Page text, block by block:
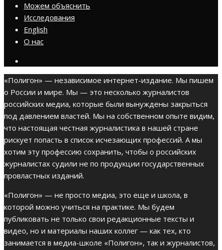
Можем объяснить
Исследования
English
О нас
«Полигон» — независимое интернет-издание. Мы пишем
о России и мире. Мы — это несколько журналистов
российских медиа, которые были вынуждены закрыться
под давлением властей. Мы на собственном опыте видим,
что настоящая честная журналистика в нашей стране
рискует попасть в список исчезающих профессий. А мы
хотим эту профессию сохранить, чтобы о российских
журналистах судили не по продукции государственных
провластных изданий.
«Полигон» — не просто медиа, это еще и школа, в
которой можно учиться на практике. Мы будем
публиковать не только свои редакционные тексты и
видео, но и материалы наших коллег — как тех, кто
занимается в медиа-школе «Полигон», так и журналистов,